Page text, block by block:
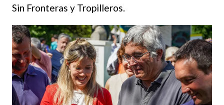
Sin Fronteras y Tropilleros.